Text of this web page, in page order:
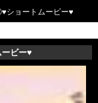
ショートムービー♥️
ービー♥️